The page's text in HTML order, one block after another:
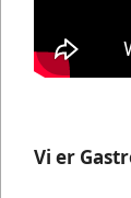
Vi er